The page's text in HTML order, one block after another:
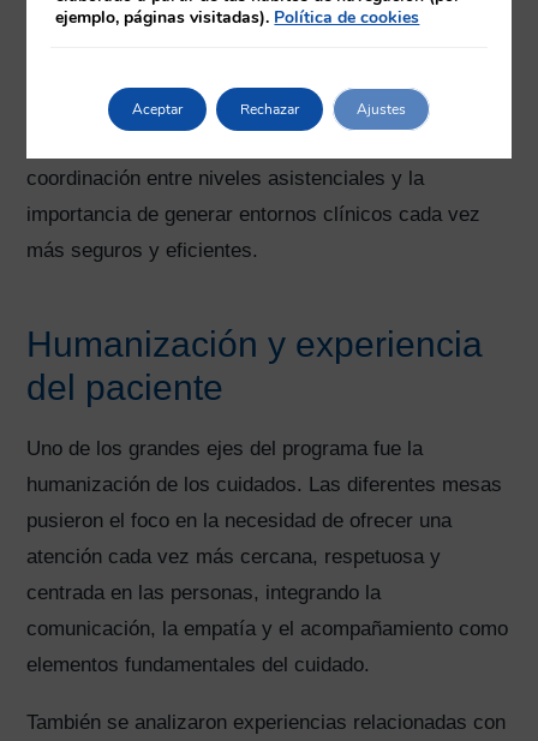
nuevos retos asistenciales.
aspectos relacionados con la seguridad del paciente,
coordinación entre niveles asistenciales y la
importancia de generar entornos clínicos cada vez
más seguros y eficientes.
Humanización y experiencia
del paciente
Uno de los grandes ejes del programa fue la
humanización de los cuidados. Las diferentes mesas
pusieron el foco en la necesidad de ofrecer una
atención cada vez más cercana, respetuosa y
centrada en las personas, integrando la
comunicación, la empatía y el acompañamiento como
elementos fundamentales del cuidado.
También se analizaron experiencias relacionadas con
ejemplo, páginas visitadas). Política de cookies
Aceptar Rechazar Ajustes